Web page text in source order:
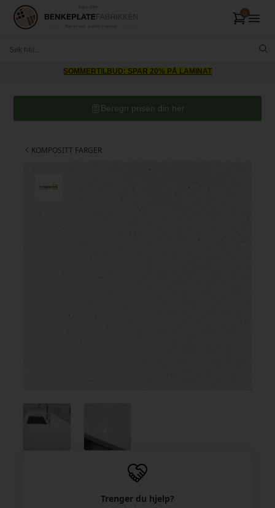
SOMMERTILBUD: SPAR 20% PÅ LAMINAT
Beregn prisen din her
KOMPOSITT FARGER
Trenger du hjelp?